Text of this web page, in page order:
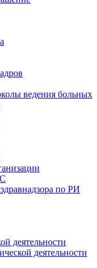
ведения больных
по РИ
деятельности
деятельности